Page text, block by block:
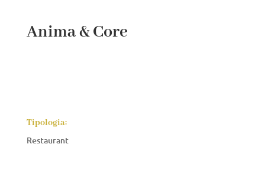
Anima & Core
Tipologia:
Restaurant